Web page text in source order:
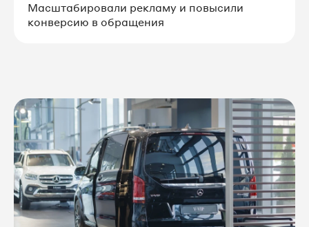
#интернет_маркетинг
#коллтрекинг #франшиза
#ОМНИ #образование
#финансы #стоматология
Масштабировали рекламу и повысили
конверсию в обращения